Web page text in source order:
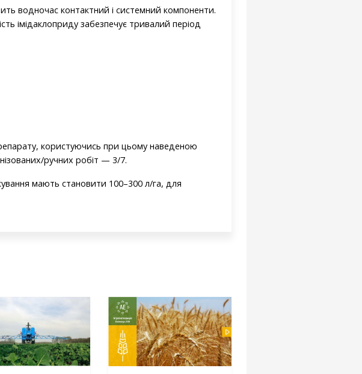
водночас контактний і системний компоненти.
імідаклоприду забезпечує тривалий період
користуючись при цьому наведеною
ручних робіт — 3/7.
мають становити 100–300 л/га, для